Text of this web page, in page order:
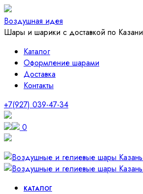
Воздушная идея
Шары и шарики с доставкой по Казани
Каталог
Оформление шарами
Доставка
Контакты
+7(927) 039-47-34
0
КАТАЛОГ